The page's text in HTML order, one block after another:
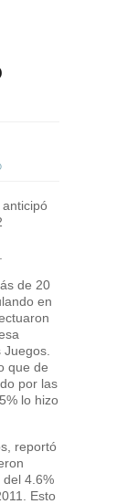
anticipó
de 20
en
que de
por las
lo hizo
reportó
4.6%
Esto